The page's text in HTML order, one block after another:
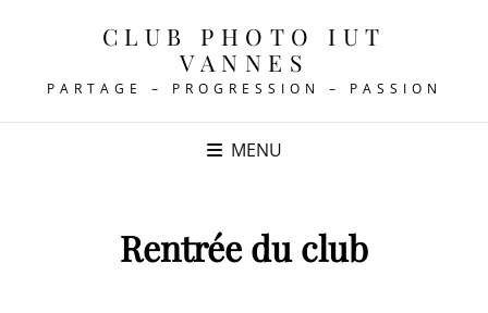
CLUB PHOTO IUT
VANNES
PARTAGE – PROGRESSION – PASSION
MENU
Rentrée du club